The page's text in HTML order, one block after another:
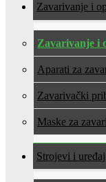
Zavarivanje i
Zavarivanje i
Aparati za
Zavarivački
Maske za
Strojevi i